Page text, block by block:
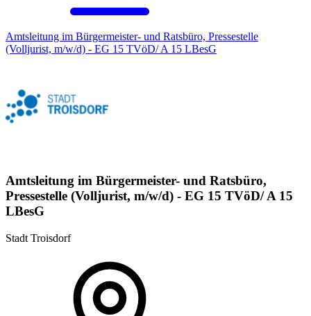
Amtsleitung im Bürgermeister- und Ratsbüro, Pressestelle
(Volljurist, m/w/d) - EG 15 TVöD/ A 15 LBesG
Amtsleitung im Bürgermeister- und Ratsbüro,
Pressestelle (Volljurist, m/w/d) - EG 15 TVöD/ A 15
LBesG
Stadt Troisdorf